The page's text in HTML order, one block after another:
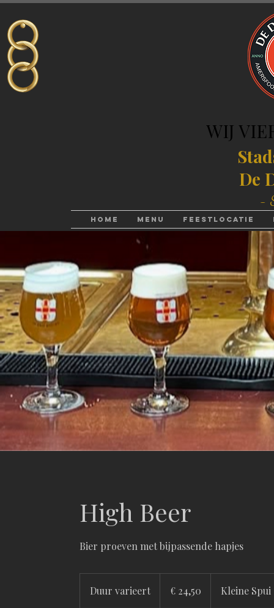
WIJ
WIJ
De
-
Home Menu Feestlocatie
High Beer
Bier proeven met bijpassende hapjes
Duur varieert
u
€ 24,50 Kleine Spui